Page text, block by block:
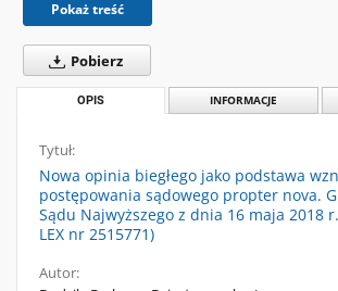
Pokaż treść
Pobierz
OPIS INFORMACJE
Tytuł:
Nowa opinia biegłego jako podstawa
postępowania sądowego propter nova.
Sądu Najwyższego z dnia 16 maja 2018
LEX nr 2515771)
Autor: